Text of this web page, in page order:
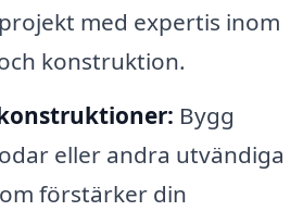
med expertis inom
konstruktion.
Bygg
eller andra utvändiga
förstärker din